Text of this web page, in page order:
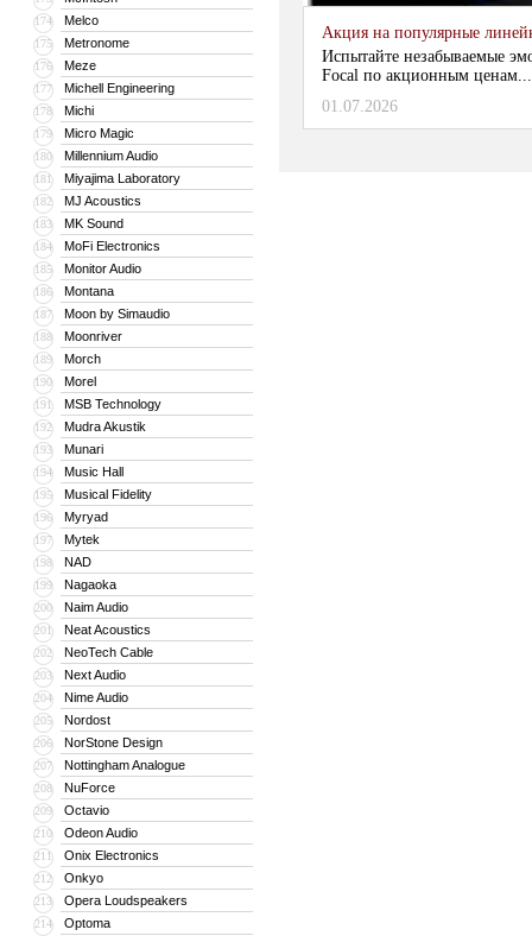
174 Melco
175 Metronome
176 Meze
177 Michell Engineering
178 Michi
179 Micro Magic
180 Millennium Audio
181 Miyajima Laboratory
182 MJ Acoustics
183 MK Sound
184 MoFi Electronics
185 Monitor Audio
186 Montana
187 Moon by Simaudio
188 Moonriver
189 Morch
190 Morel
191 MSB Technology
192 Mudra Akustik
193 Munari
194 Music Hall
195 Musical Fidelity
196 Myryad
197 Mytek
198 NAD
199 Nagaoka
200 Naim Audio
201 Neat Acoustics
202 NeoTech Cable
203 Next Audio
204 Nime Audio
205 Nordost
206 NorStone Design
207 Nottingham Analogue
208 NuForce
209 Octavio
210 Odeon Audio
211 Onix Electronics
212 Onkyo
213 Opera Loudspeakers
214 Optoma
Акция на популярные
Испытайте незабываемые
Focal по акционным
01.07.2026